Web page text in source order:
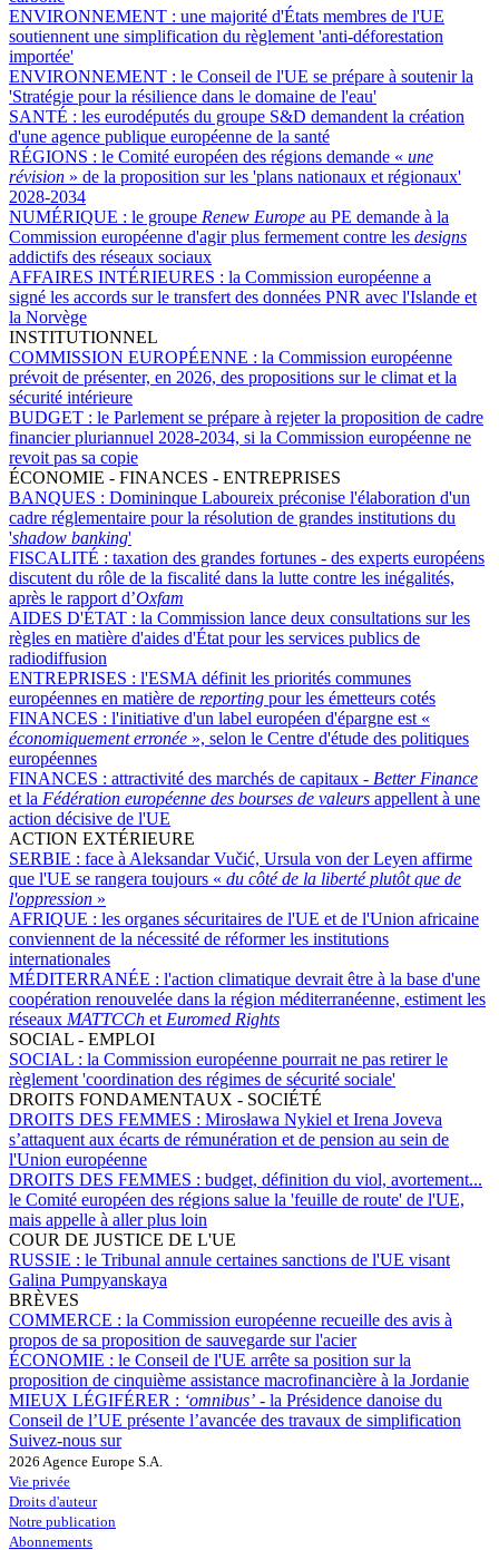
ENVIRONNEMENT : une majorité d'États membres de l'UE
soutiennent une simplification du règlement 'anti-déforestation
importée'
ENVIRONNEMENT : le Conseil de l'UE se prépare à soutenir la
'Stratégie pour la résilience dans le domaine de l'eau'
SANTÉ : les eurodéputés du groupe S&D demandent la création
d'une agence publique européenne de la santé
RÉGIONS : le Comité européen des régions demande « une
révision » de la proposition sur les 'plans nationaux et régionaux'
2028-2034
NUMÉRIQUE : le groupe Renew Europe au PE demande à la
Commission européenne d'agir plus fermement contre les designs
addictifs des réseaux sociaux
AFFAIRES INTÉRIEURES : la Commission européenne a
signé les accords sur le transfert des données PNR avec l'Islande et
la Norvège
INSTITUTIONNEL
COMMISSION EUROPÉENNE : la Commission européenne
prévoit de présenter, en 2026, des propositions sur le climat et la
sécurité intérieure
BUDGET : le Parlement se prépare à rejeter la proposition de cadre
financier pluriannuel 2028-2034, si la Commission européenne ne
revoit pas sa copie
ÉCONOMIE - FINANCES - ENTREPRISES
BANQUES : Domininque Laboureix préconise l'élaboration d'un
cadre réglementaire pour la résolution de grandes institutions du
'shadow banking'
FISCALITÉ : taxation des grandes fortunes - des experts européens
discutent du rôle de la fiscalité dans la lutte contre les inégalités,
après le rapport d’Oxfam
AIDES D'ÉTAT : la Commission lance deux consultations sur les
règles en matière d'aides d'État pour les services publics de
radiodiffusion
ENTREPRISES : l'ESMA définit les priorités communes
européennes en matière de reporting pour les émetteurs cotés
FINANCES : l'initiative d'un label européen d'épargne est «
économiquement erronée », selon le Centre d'étude des politiques
européennes
FINANCES : attractivité des marchés de capitaux - Better Finance
et la Fédération européenne des bourses de valeurs appellent à une
action décisive de l'UE
ACTION EXTÉRIEURE
SERBIE : face à Aleksandar Vučić, Ursula von der Leyen affirme
que l'UE se rangera toujours « du côté de la liberté plutôt que de
l'oppression »
AFRIQUE : les organes sécuritaires de l'UE et de l'Union africaine
conviennent de la nécessité de réformer les institutions
internationales
MÉDITERRANÉE : l'action climatique devrait être à la base d'une
coopération renouvelée dans la région méditerranéenne, estiment les
réseaux MATTCCh et Euromed Rights
SOCIAL - EMPLOI
SOCIAL : la Commission européenne pourrait ne pas retirer le
règlement 'coordination des régimes de sécurité sociale'
DROITS FONDAMENTAUX - SOCIÉTÉ
DROITS DES FEMMES : Mirosława Nykiel et Irena Joveva
s’attaquent aux écarts de rémunération et de pension au sein de
l'Union européenne
DROITS DES FEMMES : budget, définition du viol, avortement...
le Comité européen des régions salue la 'feuille de route' de l'UE,
mais appelle à aller plus loin
COUR DE JUSTICE DE L'UE
RUSSIE : le Tribunal annule certaines sanctions de l'UE visant
Galina Pumpyanskaya
BRÈVES
COMMERCE : la Commission européenne recueille des avis à
propos de sa proposition de sauvegarde sur l'acier
ÉCONOMIE : le Conseil de l'UE arrête sa position sur la
proposition de cinquième assistance macrofinancière à la Jordanie
MIEUX LÉGIFÉRER : ‘omnibus’ - la Présidence danoise du
Conseil de l’UE présente l’avancée des travaux de simplification
Suivez-nous sur
2026 Agence Europe S.A.
Vie privée
Droits d'auteur
Notre publication
Abonnements